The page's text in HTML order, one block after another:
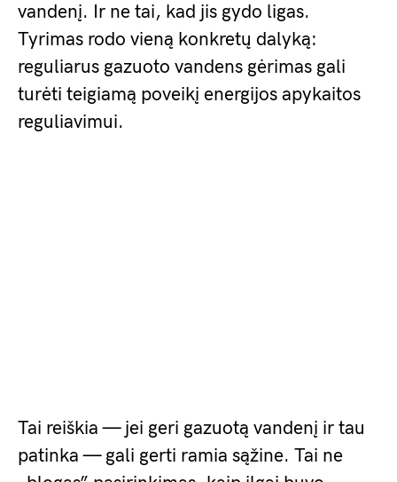
vandenį. Ir ne tai, kad jis gydo ligas.
Tyrimas rodo vieną konkretų dalyką:
reguliarus gazuoto vandens gėrimas gali
turėti teigiamą poveikį energijos apykaitos
reguliavimui.
Tai reiškia — jei geri gazuotą vandenį ir tau
patinka — gali gerti ramia sąžine. Tai ne